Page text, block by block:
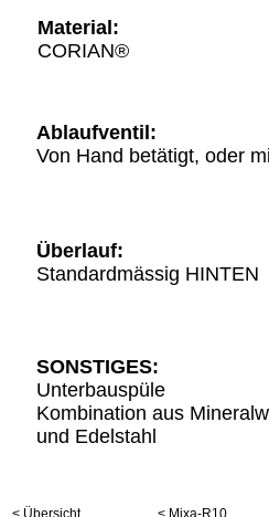
Material:
CORIAN®
Ablaufventil:
Von Hand betätigt, oder
Überlauf:
Standardmässig HINTEN
SONSTIGES:
Unterbauspüle
Kombination aus
und Edelstahl
< Übersicht < Mixa-R10